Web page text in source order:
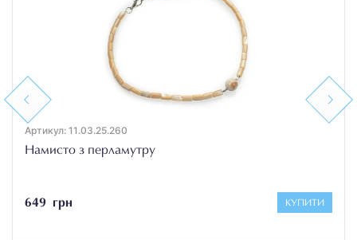
Previous
Артикул: 11.03.25.260
Намисто з перламутру
649 грн КУПИТИ
Next